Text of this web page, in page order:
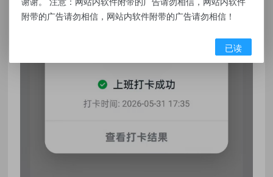
附带的广告请勿相信，网站内软件附带的广告请勿相信！
已读